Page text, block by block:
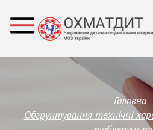
Головна
Обгрунтування технічні